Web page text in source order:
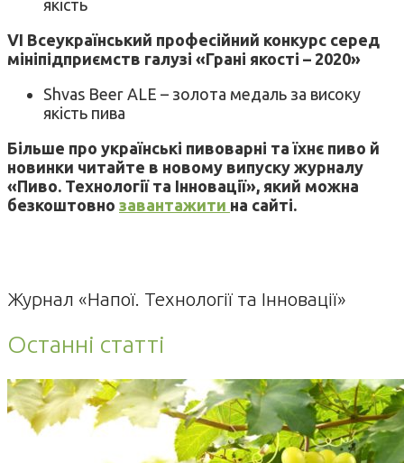
якість
VI Всеукраїнський професійний конкурс серед
мініпідприємств галузі «Грані якості – 2020»
Shvas Beer ALE – золота медаль за високу
якість пива
Більше про українські пивоварні та їхнє пиво й
новинки читайте в новому випуску журналу
«Пиво. Технології та Інновації», який можна
безкоштовно завантажити на сайті.
Журнал «Напої. Технології та Інновації»
Останні статті